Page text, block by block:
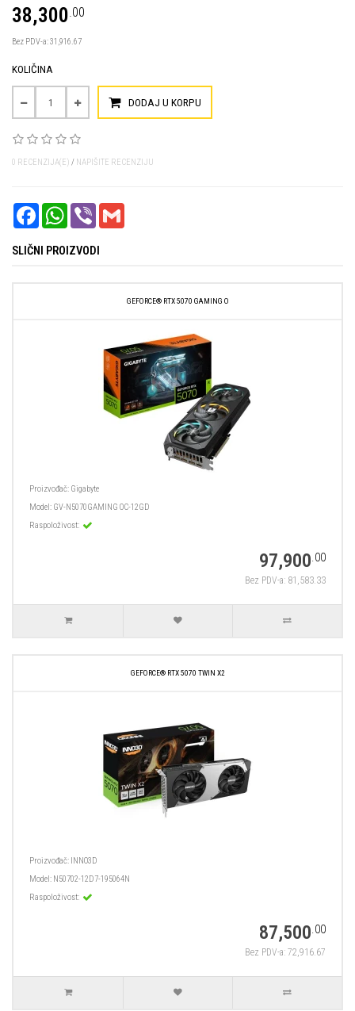
38,300.00
Bez PDV-a: 31,916.67
KOLIČINA
DODAJ U KORPU
0 RECENZIJA(E) / NAPIŠITE RECENZIJU
FACEBOOKWHATSAPPVIBER
SLIČNI PROIZVODI
GEFORCE® RTX 5070 GAMING O
Proizvođač: Gigabyte
Model: GV-N5070GAMING OC-12GD
Raspoloživost:
97,900.00
Bez PDV-a: 81,583.33
GEFORCE® RTX 5070 TWIN X2
Proizvođač: INNO3D
Model: N50702-12D7-195064N
Raspoloživost:
87,500.00
Bez PDV-a: 72,916.67